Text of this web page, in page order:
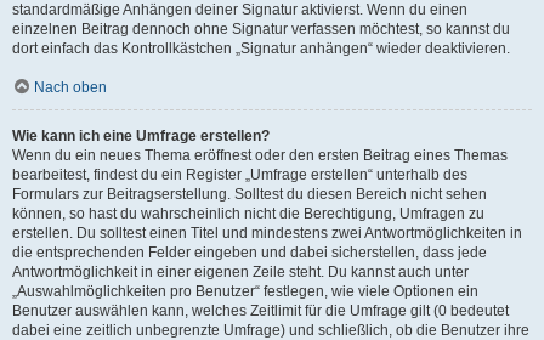
standardmäßige Anhängen deiner Signatur aktivierst. Wenn du einen
einzelnen Beitrag dennoch ohne Signatur verfassen möchtest, so kannst du
dort einfach das Kontrollkästchen „Signatur anhängen“ wieder deaktivieren.
Nach oben
Wie kann ich eine Umfrage erstellen?
Wenn du ein neues Thema eröffnest oder den ersten Beitrag eines Themas
bearbeitest, findest du ein Register „Umfrage erstellen“ unterhalb des
Formulars zur Beitragserstellung. Solltest du diesen Bereich nicht sehen
können, so hast du wahrscheinlich nicht die Berechtigung, Umfragen zu
erstellen. Du solltest einen Titel und mindestens zwei Antwortmöglichkeiten in
die entsprechenden Felder eingeben und dabei sicherstellen, dass jede
Antwortmöglichkeit in einer eigenen Zeile steht. Du kannst auch unter
„Auswahlmöglichkeiten pro Benutzer“ festlegen, wie viele Optionen ein
Benutzer auswählen kann, welches Zeitlimit für die Umfrage gilt (0 bedeutet
dabei eine zeitlich unbegrenzte Umfrage) und schließlich, ob die Benutzer ihre